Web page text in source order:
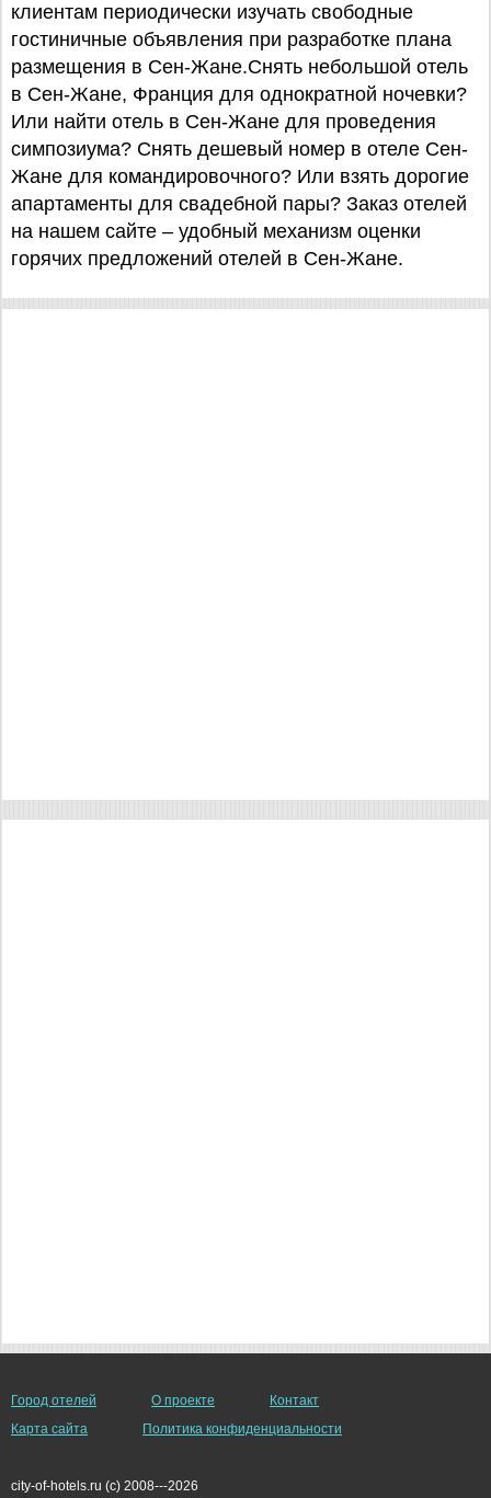
клиентам периодически изучать свободные
гостиничные объявления при разработке плана
размещения в Сен-Жане.Снять небольшой отель
в Сен-Жане, Франция для однократной ночевки?
Или найти отель в Сен-Жане для проведения
симпозиума? Снять дешевый номер в отеле Сен-
Жане для командировочного? Или взять дорогие
апартаменты для свадебной пары? Заказ отелей
на нашем сайте – удобный механизм оценки
горячих предложений отелей в Сен-Жане.
Город отелей О проекте
Контакт
Карта сайта
Политика конфиденциальности
city-of-hotels.ru (c) 2008---2026